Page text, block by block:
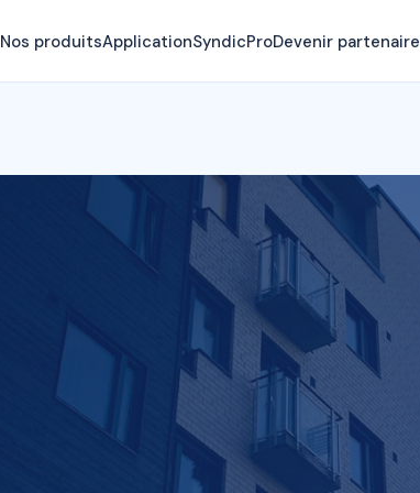
Nos produitsApplicationSyndicProDevenir partenaire